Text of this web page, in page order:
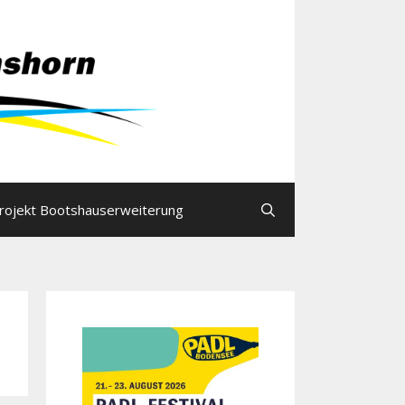
Bootshauserweiterung